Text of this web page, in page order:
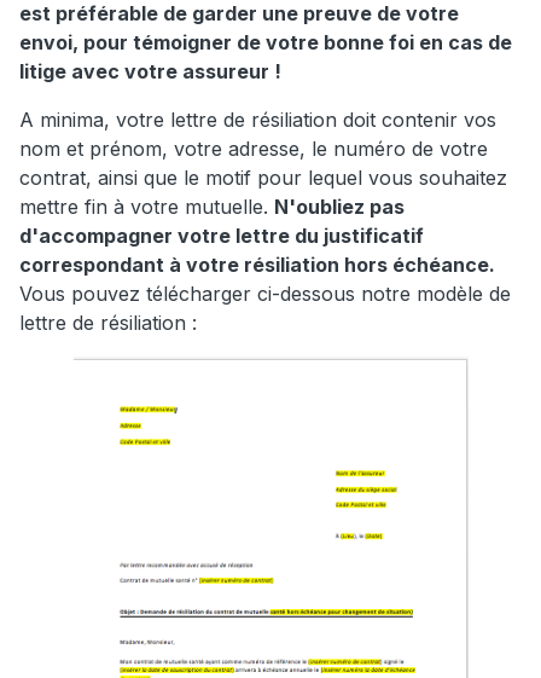
est préférable de garder une preuve de votre
envoi, pour témoigner de votre bonne foi en cas de
litige avec votre assureur !
A minima, votre lettre de résiliation doit contenir vos
nom et prénom, votre adresse, le numéro de votre
contrat, ainsi que le motif pour lequel vous souhaitez
mettre fin à votre mutuelle. N'oubliez pas
d'accompagner votre lettre du justificatif
correspondant à votre résiliation hors échéance.
Vous pouvez télécharger ci-dessous notre modèle de
lettre de résiliation :